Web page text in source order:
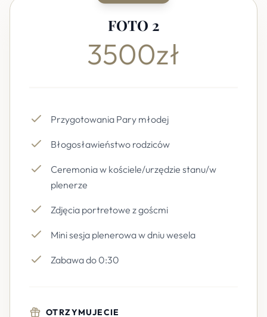
FOTO 2
3500zł
Przygotowania Pary młodej
Błogosławieństwo rodziców
Ceremonia w kościele/urzędzie stanu/w
plenerze
Zdjęcia portretowe z goścmi
Mini sesja plenerowa w dniu wesela
Zabawa do 0:30
OTRZYMUJECIE